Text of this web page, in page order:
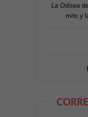
La Odisea
mito y